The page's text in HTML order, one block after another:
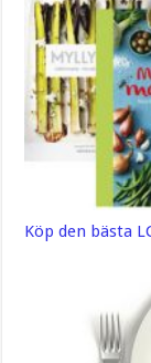
Köp den bästa